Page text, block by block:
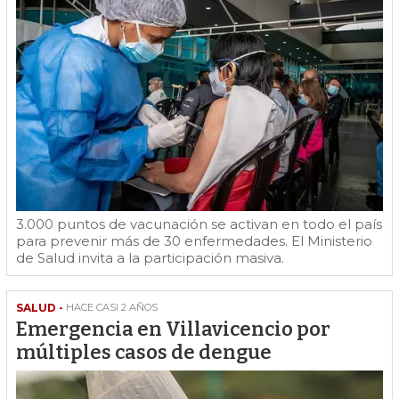
3.000 puntos de vacunación se activan en todo el país
para prevenir más de 30 enfermedades. El Ministerio
de Salud invita a la participación masiva.
SALUD - HACE CASI 2 AÑOS
Emergencia en Villavicencio por
múltiples casos de dengue